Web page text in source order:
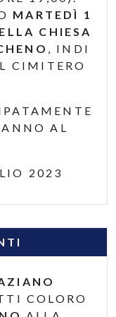
MARTEDÌ 1
CHIESA
, INDI
CIMITERO
AL
2023
COLORO